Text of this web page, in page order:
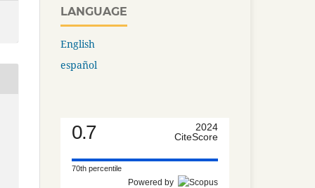
LANGUAGE
English
español
0.7
2024
CiteScore
70th percentile
Powered by